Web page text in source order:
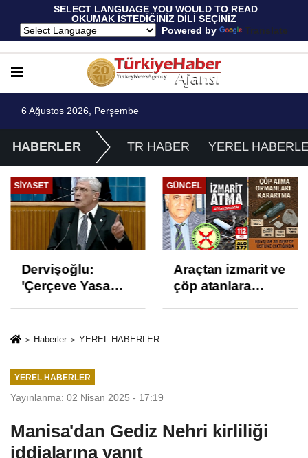
SELECT LANGUAGE YOU WOULD TO READ
OKUMAK İSTEDİĞİNİZ DİLİ SEÇİNİZ
Powered by
Translate
6 Ağustos 2026, Perşembe
HABERLER TR HABER YEREL
SIYASET
Dervişoğlu:
'Çerçeve Yasa
ve İhanet
GÜNCEL
Araçtan izmarit ve
çöp atanlara
Haberler YEREL HABERLER
YEREL HABERLER
Yayınlanma: 02 Nisan 2025 - 17:19
Manisa'dan Gediz Nehri kirliliği
iddialarına yanıt